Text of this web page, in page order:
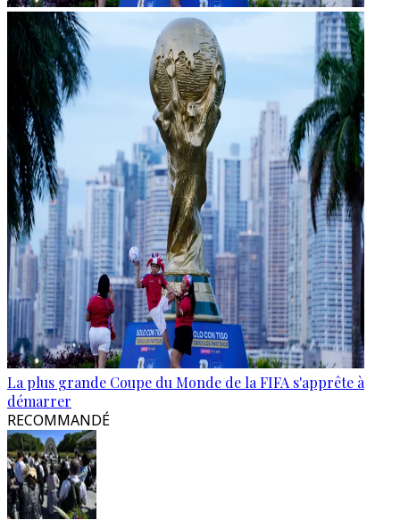
La plus grande Coupe du Monde de la FIFA s'apprête à
démarrer
RECOMMANDÉ